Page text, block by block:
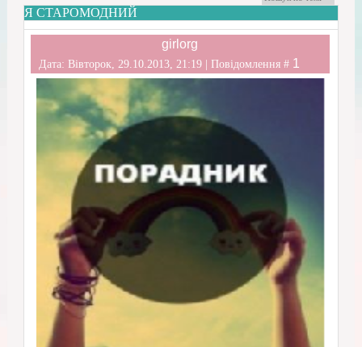
Я СТАРОМОДНИЙ
girlorg
Дата: Вівторок, 29.10.2013, 21:19 | Повідомлення # 1